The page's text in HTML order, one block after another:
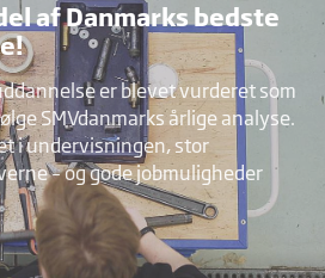
af Danmarks bedste
er blevet vurderet som
SMVdanmarks årlige analyse.
i undervisningen, stor
– og gode jobmuligheder